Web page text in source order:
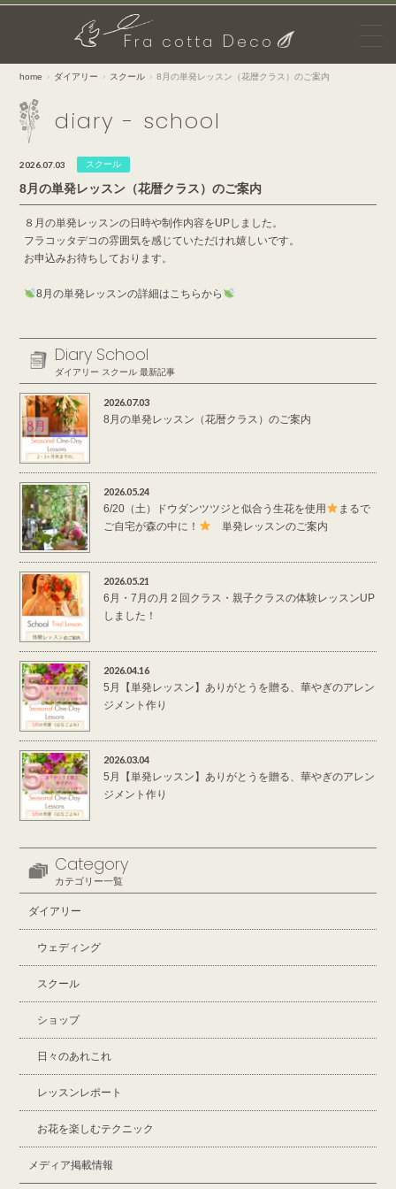
Fra cotta D eco
home ダイアリー スクール 8月の単発レッスン（花暦クラス）のご案内
diary - school
2026.07.03 スクール
8月の単発レッスン（花暦クラス）のご案内
８月の単発レッスンの日時や制作内容をUPしました。
フラコッタデコの雰囲気を感じていただけれ嬉しいです。
お申込みお待ちしております。
8月の単発レッスンの詳細はこちらから
Diary School
ダイアリー スクール 最新記事
2026.07.03
8月の単発レッスン（花暦クラス）のご案内
2026.05.24
6/20（土）ドウダンツツジと似合う生花を使用
まるで
ご自宅が森の中に！
単発レッスンのご案内
2026.05.21
6月・7月の月２回クラス・親子クラスの体験レッスンUP
しました！
2026.04.16
5月【単発レッスン】ありがとうを贈る、華やぎのアレン
ジメント作り
2026.03.04
5月【単発レッスン】ありがとうを贈る、華やぎのアレン
ジメント作り
Category
カテゴリー一覧
ダイアリー
ウェディング
スクール
ショップ
日々のあれこれ
レッスンレポート
お花を楽しむテクニック
メディア掲載情報